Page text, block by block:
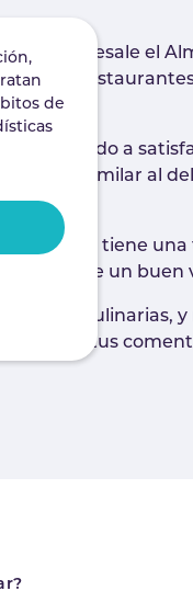
sobresale el
por los
destinado a
dulce y similar al
y tiene
de un buen
culinarias,
tus
de